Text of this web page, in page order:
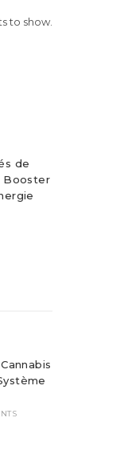
to show.
de
Booster